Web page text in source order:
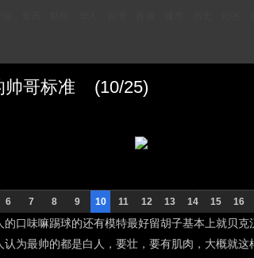
帅哥标准 (10/25)
6 7 8 9 10 11 12 13 14 15 16
味嘛踢球的还有模特最好留胡子基本上就贝克
认为最帅的都是白人，要壮，要有肌肉，大概就